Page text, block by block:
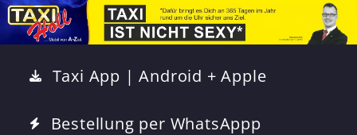
Taxi App | Android + Apple
Bestellung per WhatsAppp